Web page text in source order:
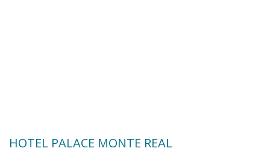
HOTEL PALACE MONTE REAL